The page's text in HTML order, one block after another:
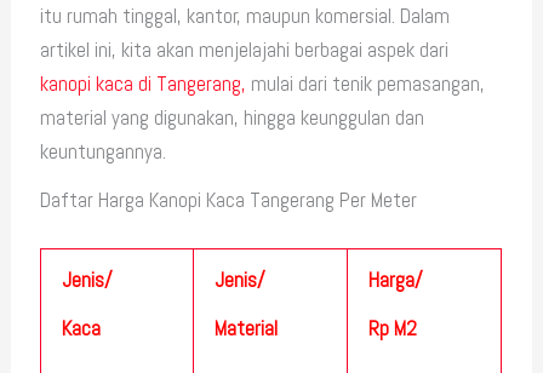
itu rumah tinggal, kantor, maupun komersial. Dalam
artikel ini, kita akan menjelajahi berbagai aspek dari
kanopi kaca di Tangerang, mulai dari tenik pemasangan,
material yang digunakan, hingga keunggulan dan
keuntungannya.
Daftar Harga Kanopi Kaca Tangerang Per Meter
Jenis/
Kaca
Jenis/
Material
Harga/
Rp M2